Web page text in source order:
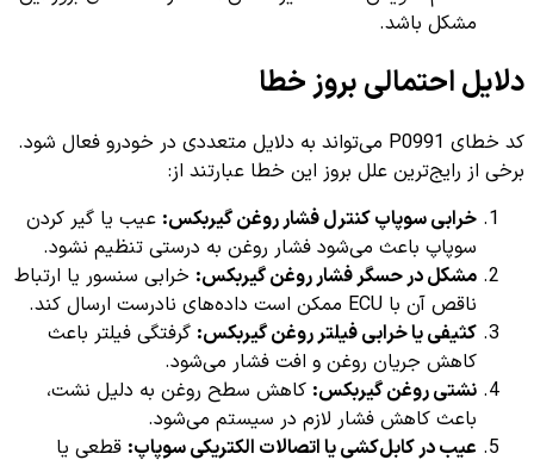
مشکل باشد.
دلایل احتمالی بروز خطا
کد خطای P0991 می‌تواند به دلایل متعددی در خودرو فعال شود.
برخی از رایج‌ترین علل بروز این خطا عبارتند از:
خرابی سوپاپ کنترل فشار روغن گیربکس: عیب یا گیر کردن
سوپاپ باعث می‌شود فشار روغن به درستی تنظیم نشود.
مشکل در حسگر فشار روغن گیربکس: خرابی سنسور یا ارتباط
ناقص آن با ECU ممکن است داده‌های نادرست ارسال کند.
کثیفی یا خرابی فیلتر روغن گیربکس: گرفتگی فیلتر باعث
کاهش جریان روغن و افت فشار می‌شود.
نشتی روغن گیربکس: کاهش سطح روغن به دلیل نشت،
باعث کاهش فشار لازم در سیستم می‌شود.
عیب در کابل‌کشی یا اتصالات الکتریکی سوپاپ: قطعی یا